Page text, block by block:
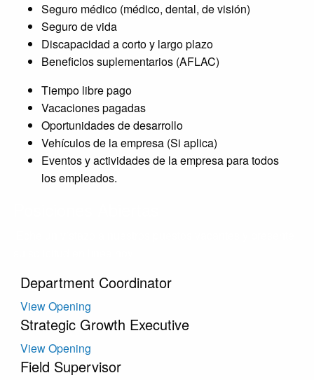
Seguro médico (médico, dental, de visión)
Seguro de vida
Discapacidad a corto y largo plazo
Beneficios suplementarios (AFLAC)
Tiempo libre pago
Vacaciones pagadas
Oportunidades de desarrollo
Vehículos de la empresa (Si aplica)
Eventos y actividades de la empresa para todos
los empleados.
Department Coordinator
View Opening
Strategic Growth Executive
View Opening
Field Supervisor